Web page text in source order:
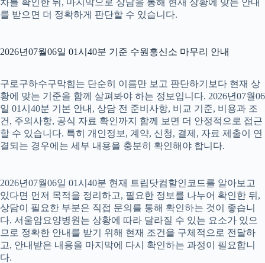
차를 확인한 뒤, 마지막으로 상담을 통해 현재 상황에 맞는 안내
를 받으면 더 정확하게 판단할 수 있습니다.
2026년07월06일 01시40분 기준 수원흥신소 마무리 안내
구로구하수구막힘는 단순히 이름만 보고 판단하기보다 현재 상
황에 맞는 기준을 함께 살펴봐야 하는 정보입니다. 2026년07월06
일 01시40분 기본 안내, 상담 전 준비사항, 비교 기준, 비용과 조
건, 주의사항, 공식 자료 확인까지 함께 보면 더 안정적으로 접근
할 수 있습니다. 특히 개인정보, 계약, 신청, 결제, 자료 제출이 연
결되는 경우에는 세부 내용을 충분히 확인해야 합니다.
2026년07월06일 01시40분 현재 트립닷컴할인코드를 알아보고
있다면 먼저 목적을 정리하고, 필요한 정보를 나누어 확인한 뒤,
상담이 필요한 부분은 직접 문의를 통해 확인하는 것이 좋습니
다. 서울암요양병원는 상황에 따라 달라질 수 있는 요소가 있으
므로 정확한 안내를 받기 위해 현재 조건을 구체적으로 전달하
고, 안내받은 내용을 마지막에 다시 확인하는 과정이 필요합니
다.